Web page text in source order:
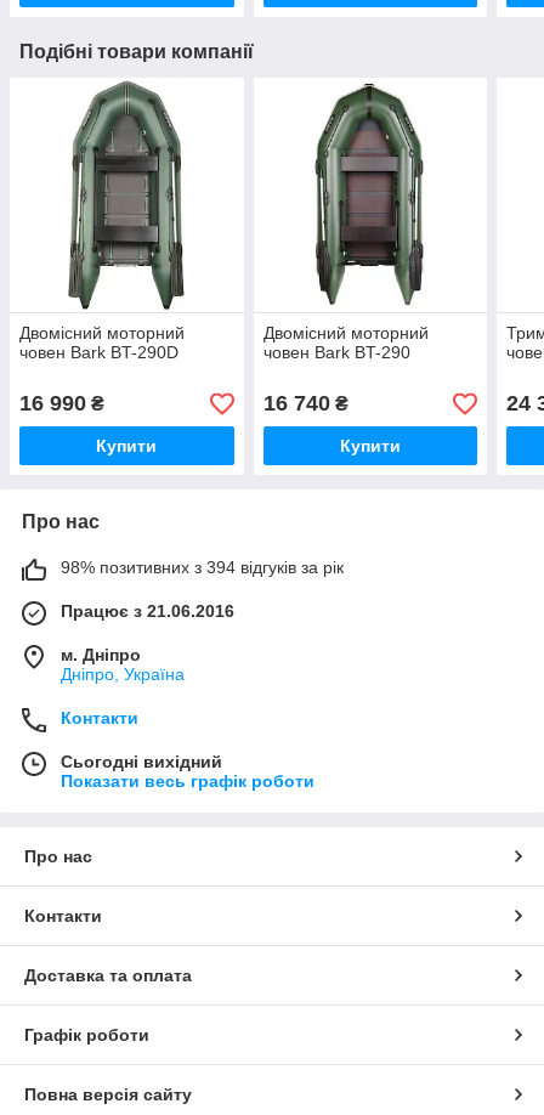
Подібні товари компанії
Двомісний моторний
човен Bark BT-290D
16 990 ₴
Купити
Двомісний моторний
човен Bark BT-290
16 740₴
Купити
24
Про нас
98% позитивних з 394 відгуків за рік
Працює з 21.06.2016
м. Дніпро
Дніпро, Україна
Контакти
Сьогодні вихідний
Показати весь графік роботи
Про нас
Контакти
Доставка та оплата
Графік роботи
Повна версія сайту